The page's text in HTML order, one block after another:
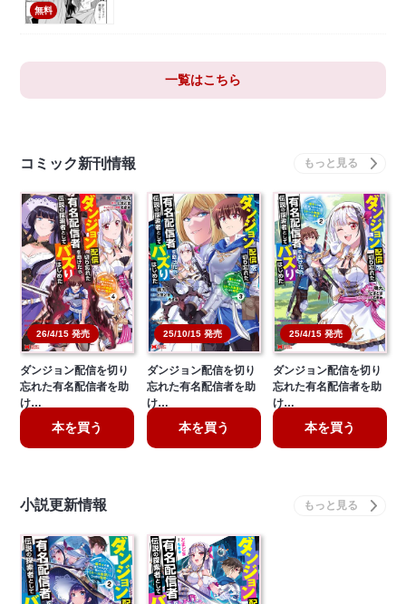
無料
一覧はこちら
コミック新刊情報
26/4/15 発売
ダンジョン配信を切り
忘れた有名配信者を助
け…
本を買う
25/10/15 発売
ダンジョン配信を切り
忘れた有名配信者を助
け…
本を買う
25/4/15 発売
ダンジョン配信を切り
忘れた有名配信者を助
け…
本を買う
小説更新情報